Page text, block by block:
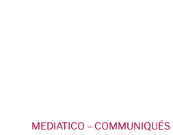
MEDIATICO – COMMUNIQUÉS